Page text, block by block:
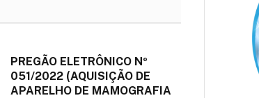
PREGÃO ELETRÔNICO Nº
051/2022 (AQUISIÇÃO DE
APARELHO DE MAMOGRAFIA